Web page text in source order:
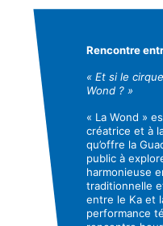
Rencontre
« Et si le
Wond ? »
« La Wond »
créatrice et à
qu’offre la
public à
harmonieuse
traditionnelle
entre le Ka et
performance